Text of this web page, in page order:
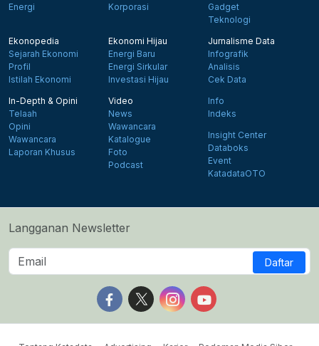
Energi
Korporasi
Gadget
Teknologi
Ekonopedia
Sejarah Ekonomi
Profil
Istilah Ekonomi
Ekonomi Hijau
Energi Baru
Energi Sirkular
Investasi Hijau
Jurnalisme Data
Infografik
Analisis
Cek Data
In-Depth & Opini
Telaah
Opini
Wawancara
Laporan Khusus
Video
News
Wawancara
Katalogue
Foto
Podcast
Info
Indeks
Insight Center
Databoks
Event
KatadataOTO
Langganan Newsletter
Daftar
Follow us on Facebook
Follow us on X
Follow us on Instagram
Follow us on